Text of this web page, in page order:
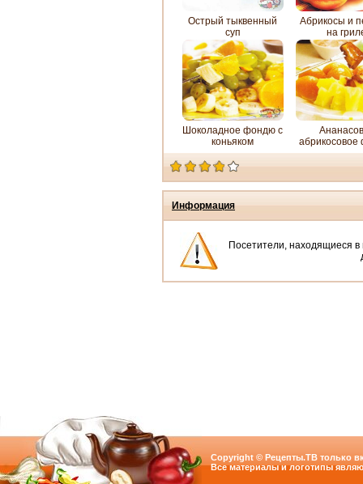
Острый тыквенный
суп
Абрикосы и
на
Шоколадное фондю с
коньяком
Информация
Посетители, находящиеся в
Copyright © Рецепты.ТВ только
Все материалы и логотипы